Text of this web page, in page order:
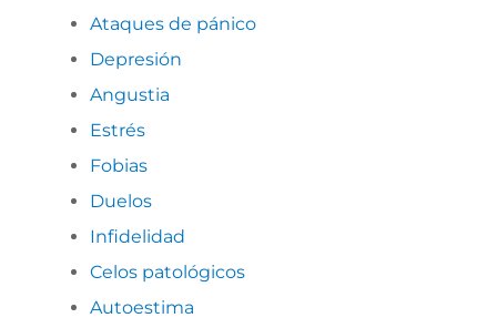
Ataques de pánico
Depresión
Angustia
Estrés
Fobias
Duelos
Infidelidad
Celos patológicos
Autoestima